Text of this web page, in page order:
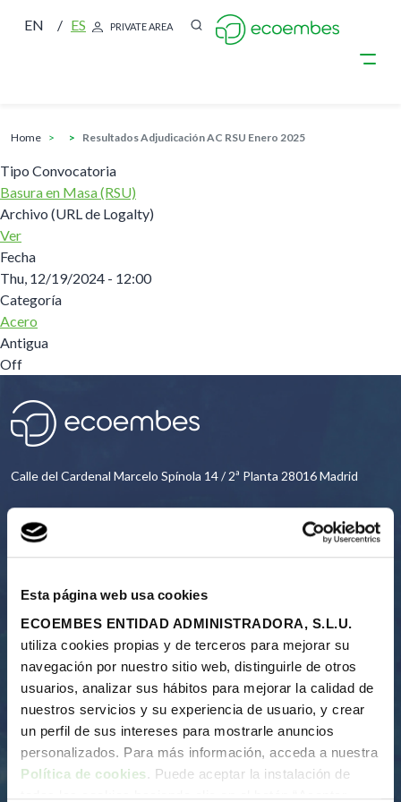
Esta página web usa cookies
ECOEMBES ENTIDAD ADMINISTRADORA, S.L.U.
utiliza cookies propias y de terceros para mejorar su
navegación por nuestro sitio web, distinguirle de otros
usuarios, analizar sus hábitos para mejorar la calidad de
nuestros servicios y su experiencia de usuario, y crear
un perfil de sus intereses para mostrarle anuncios
personalizados. Para más información, acceda a nuestra
Política de cookies. Puede aceptar la instalación de
Skip to main content
EN ES PRIVATE AREA
breadcrumb
home Resultados Adjudicación AC RSU Enero 2025
Tipo Convocatoria
Basura en Masa (RSU)
Archivo (URL de Logalty)
Ver
Fecha
Thu, 12/19/2024 - 12:00
Categoría
Acero
Antigua
Off
Calle del Cardenal Marcelo Spínola 14 / 2ª Planta 28016 Madrid
91 567 24 03
Us
Our reason for being
About us
Annual reports
Recycling process